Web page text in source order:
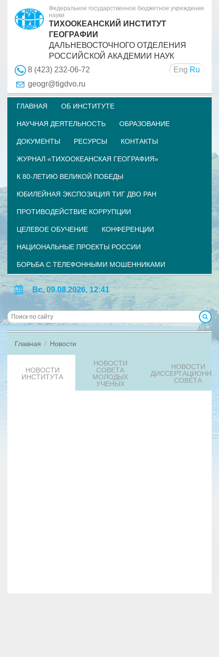
Федеральное государственное бюджетное учреждение
науки
ТИХООКЕАНСКИЙ ИНСТИТУТ
ГЕОГРАФИИ
ДАЛЬНЕВОСТОЧНОГО ОТДЕЛЕНИЯ
РОССИЙСКОЙ АКАДЕМИИ НАУК
8 (423) 232-06-72
Eng Ru
geogr@tigdvo.ru
ГЛАВНАЯ ОБ ИНСТИТУТЕ
НАУЧНАЯ ДЕЯТЕЛЬНОСТЬ ОБРАЗОВАНИЕ
ДОКУМЕНТЫ РЕСУРСЫ КОНТАКТЫ
ЖУРНАЛ «ТИХООКЕАНСКАЯ ГЕОГРАФИЯ»
К 80-ЛЕТИЮ ВЕЛИКОЙ ПОБЕДЫ
ЮБИЛЕЙНАЯ ЭКСПОЗИЦИЯ ТИГ ДВО РАН
ПРОТИВОДЕЙСТВИЕ КОРРУПЦИИ
ЦЕЛЕВОЕ ОБУЧЕНИЕ КОНФЕРЕНЦИИ
НАЦИОНАЛЬНЫЕ ПРОЕКТЫ РОССИИ
БОРЬБА С ТЕЛЕФОННЫМИ МОШЕННИКАМИ
Вс, 09.08.2026, 12:41
Главная Новости
НОВОСТИ
ИНСТИТУТА
НОВОСТИ
СОВЕТА
МОЛОДЫХ
УЧЕНЫХ
НОВОСТИ
СОВЕТА